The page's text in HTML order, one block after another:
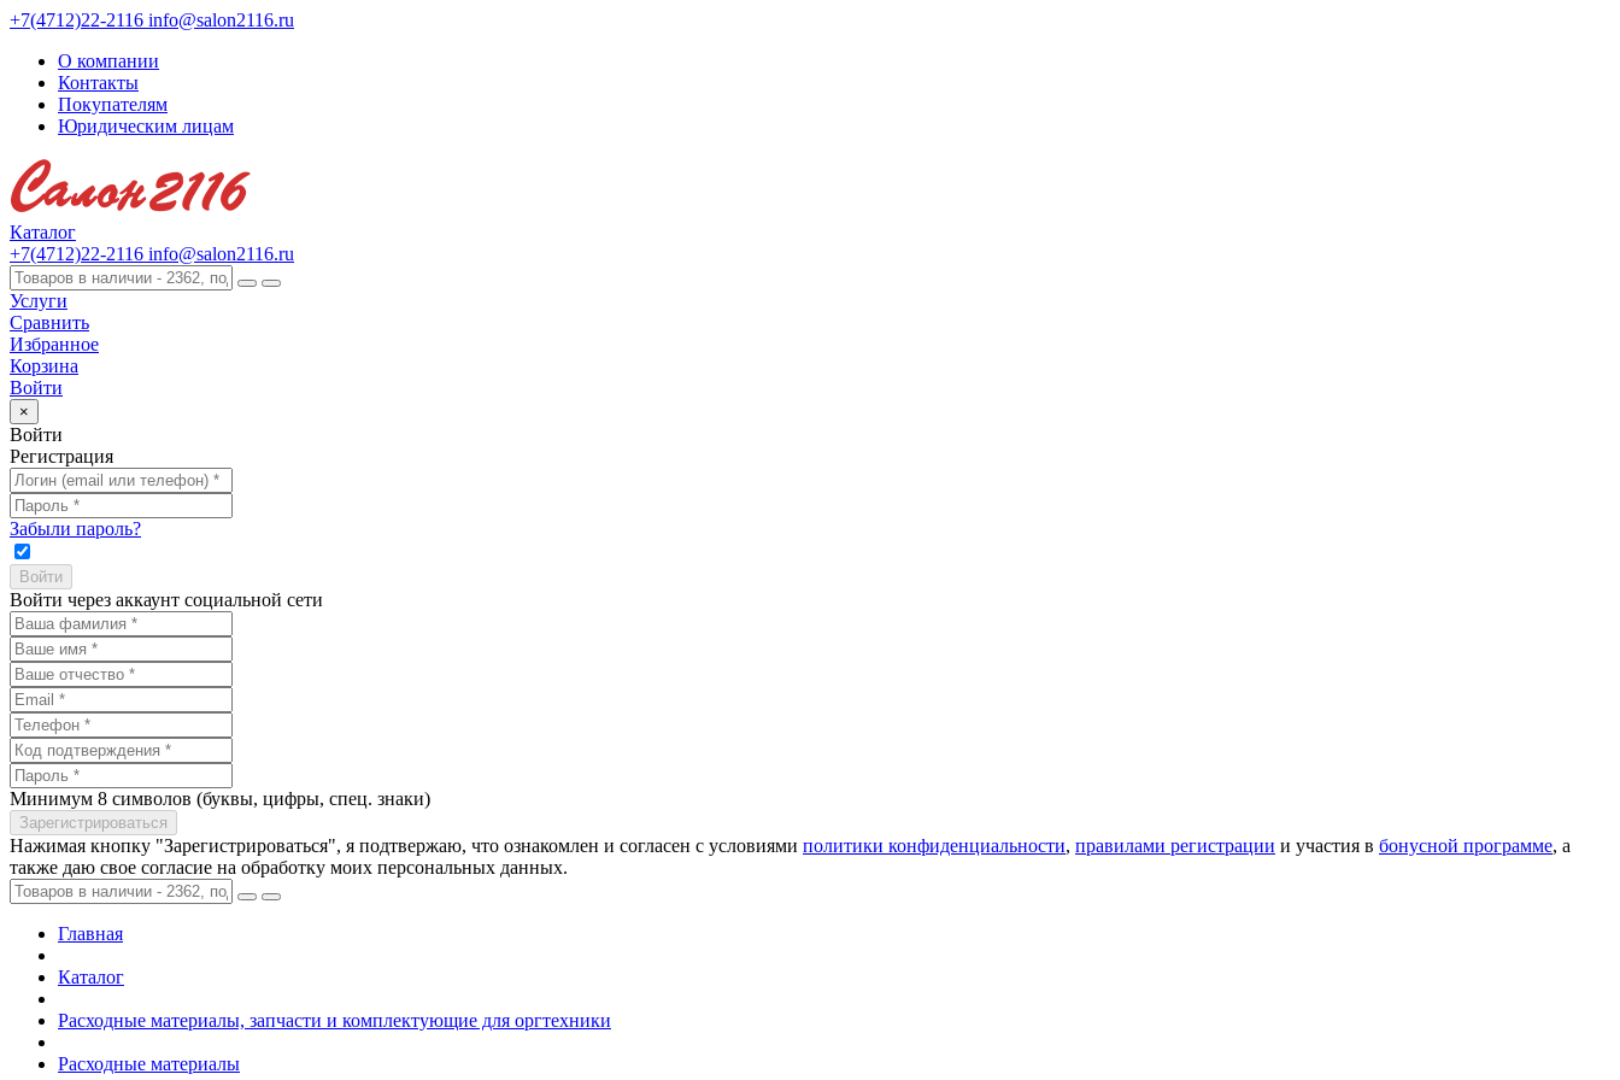
+7(4712)22-2116 info@salon2116.ru
О компании
Контакты
Покупателям
Юридическим лицам
Каталог
+7(4712)22-2116 info@salon2116.ru
Услуги
Сравнить
Избранное
Корзина
Войти
×
Войти
Регистрация
Забыли пароль?
Войти через аккаунт социальной сети
Минимум 8 символов (буквы, цифры, спец. знаки)
Нажимая кнопку "Зарегистрироваться", я подтвержаю, что ознакомлен и согласен с условиями политики конфиденциальности, правилами регистрации и участия в бонусной программе, а
также даю свое согласие на обработку моих персональных данных.
Главная
Каталог
Расходные материалы, запчасти и комплектующие для оргтехники
Расходные материалы